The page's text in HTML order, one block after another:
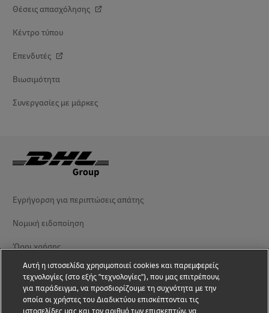
Θέσεις απασχόλησης
Κέντρο τύπου
Επενδυτές
Βιωσιμότητα
Συνεργασίες με μάρκες
Εγρήγορση για περιπτώσεις απάτης
Νομική ειδοποίηση
Όροι χρήσης
Προστασία δεδομένων
Προσβασιμότητα
Αυτή η ιστοσελίδα χρησιμοποιεί cookies και παρεμφερείς
τεχνολογίες (στο εξής "τεχνολογίες"), που μας επιτρέπουν,
για παράδειγμα, να προσδιορίζουμε τη συχνότητα με την
οποία οι χρήστες του Διαδικτύου επισκέπτονται τις